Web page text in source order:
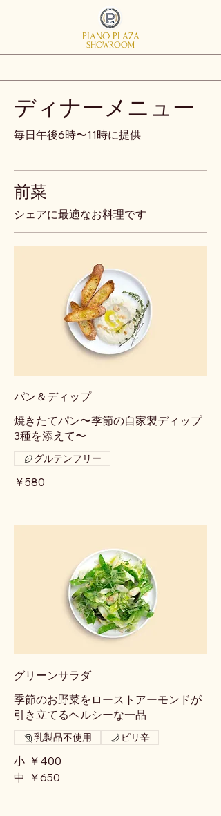
SHOWROOM
PIANO PLAZA
ディナーメニュー
毎日午後6時〜11時に提供
前菜
シェアに最適なお料理です
パン＆ディップ
焼きたてパン〜季節の自家製ディップ
3種を添えて〜
￥580
グルテンフリー
グリーンサラダ
季節のお野菜をローストアーモンドが
引き立てるヘルシーな一品
小 ￥400
中 ￥650
乳製品不使用 ピリ辛